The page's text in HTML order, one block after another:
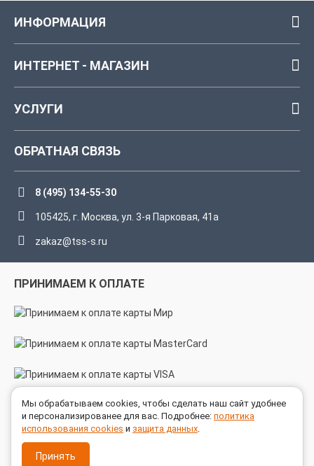
ИНФОРМАЦИЯ
ИНТЕРНЕТ - МАГАЗИН
УСЛУГИ
ОБРАТНАЯ СВЯЗЬ
8 (495) 134-55-30
105425, г. Москва, ул. 3-я Парковая, 41а
zakaz@tss-s.ru
ПРИНИМАЕМ К ОПЛАТЕ
МЫ В СОЦСЕТЯХ
Мы обрабатываем cookies, чтобы сделать наш сайт удобнее
и персонализированее для вас. Подробнее: политика
использования cookies и защита данных.
Принять